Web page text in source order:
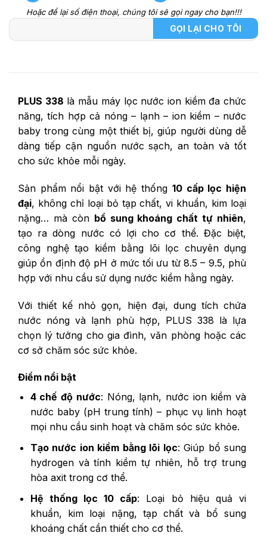
Hoặc để lại số điện thoại, chúng tôi sẽ gọi ngay cho bạn!!!
PLUS 338 là mẫu máy lọc nước ion kiềm đa chức
năng, tích hợp cả nóng – lạnh – ion kiềm – nước
baby trong cùng một thiết bị, giúp người dùng dễ
dàng tiếp cận nguồn nước sạch, an toàn và tốt
cho sức khỏe mỗi ngày.
Sản phẩm nổi bật với hệ thống 10 cấp lọc hiện
đại, không chỉ loại bỏ tạp chất, vi khuẩn, kim loại
nặng… mà còn bổ sung khoáng chất tự nhiên,
tạo ra dòng nước có lợi cho cơ thể. Đặc biệt,
công nghệ tạo kiềm bằng lõi lọc chuyên dụng
giúp ổn định độ pH ở mức tối ưu từ 8.5 – 9.5, phù
hợp với nhu cầu sử dụng nước kiềm hằng ngày.
Với thiết kế nhỏ gọn, hiện đại, dung tích chứa
nước nóng và lạnh phù hợp, PLUS 338 là lựa
chọn lý tưởng cho gia đình, văn phòng hoặc các
cơ sở chăm sóc sức khỏe.
Điểm nổi bật
4 chế độ nước: Nóng, lạnh, nước ion kiềm và
nước baby (pH trung tính) – phục vụ linh hoạt
mọi nhu cầu sinh hoạt và chăm sóc sức khỏe.
Tạo nước ion kiềm bằng lõi lọc: Giúp bổ sung
hydrogen và tính kiềm tự nhiên, hỗ trợ trung
hòa axit trong cơ thể.
Hệ thống lọc 10 cấp: Loại bỏ hiệu quả vi
khuẩn, kim loại nặng, tạp chất và bổ sung
khoáng chất cần thiết cho cơ thể.